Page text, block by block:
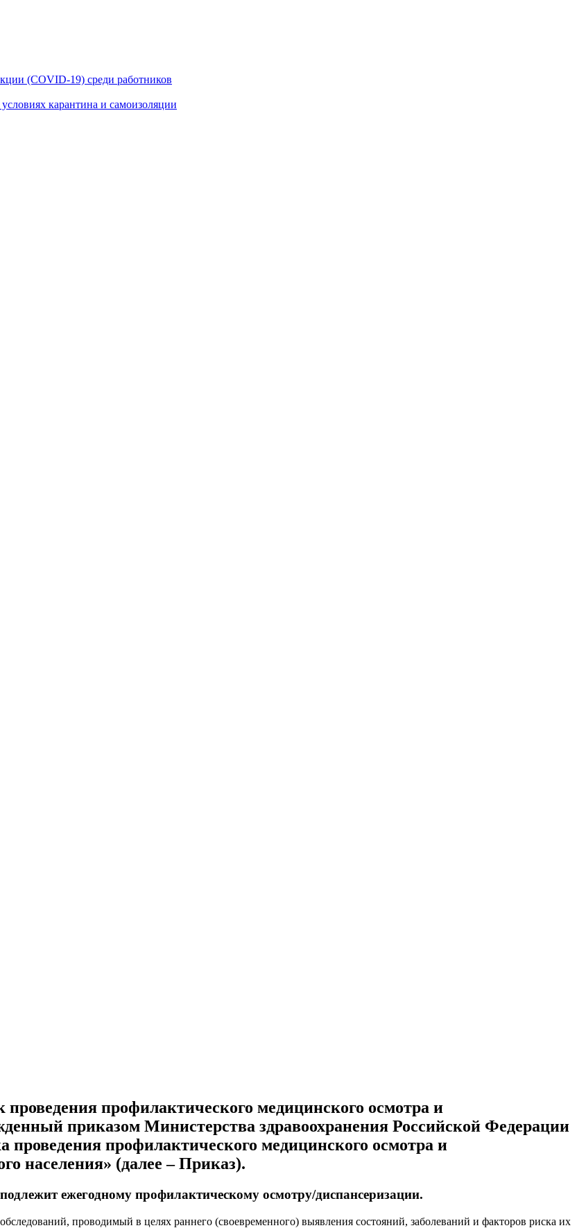
(COVID-19) среди работников
карантина и самоизоляции
профилактического медицинского осмотра и
приказом Министерства здравоохранения Российской Федерации
профилактического медицинского осмотра и
населения» (далее – Приказ).
ежегодному профилактическому осмотру/диспансеризации.
проводимый в целях раннего (своевременного) выявления состояний, заболеваний и факторов риска их